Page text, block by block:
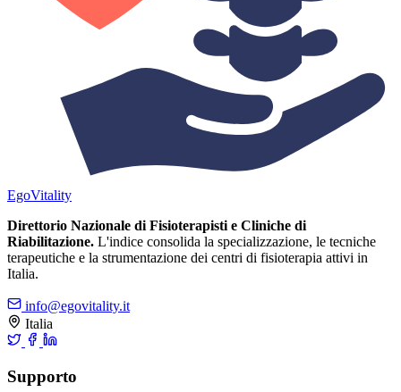
EgoVitality
Direttorio Nazionale di Fisioterapisti e Cliniche di
Riabilitazione. L'indice consolida la specializzazione, le tecniche
terapeutiche e la strumentazione dei centri di fisioterapia attivi in
Italia.
info@egovitality.it
Italia
Supporto